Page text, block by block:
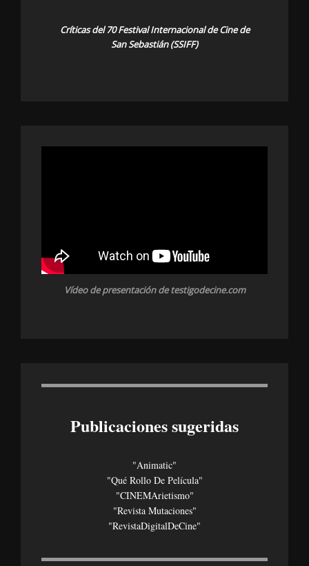
Críticas del 70 Festival Internacional de Cine de
San Sebastián (SSIFF)
Vídeo de presentación de testigodecine.com
Publicaciones sugeridas
"Animatic"
"Qué Rollo De Película"
"CINEMArietismo"
"Revista Mutaciones"
"revistaDigitalDeCine"